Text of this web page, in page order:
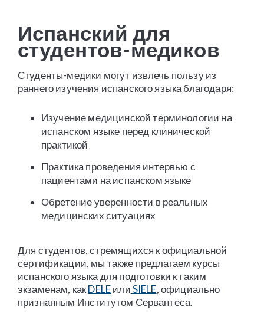
Испанский для
студентов-медиков
Студенты-медики могут извлечь пользу из
раннего изучения испанского языка благодаря:
Изучение медицинской терминологии на
испанском языке перед клинической
практикой
Практика проведения интервью с
пациентами на испанском языке
Обретение уверенности в реальных
медицинских ситуациях
Для студентов, стремящихся к официальной
сертификации, мы также предлагаем курсы
испанского языка для подготовки к таким
экзаменам, какDELEилиSIELE, официально
признанным Институтом Сервантеса.